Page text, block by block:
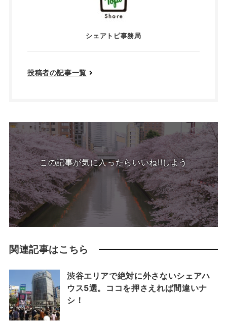
シェアトピ事務局
投稿者の記事一覧
この記事が気に入ったらいいね!!しよう
関連記事はこちら
渋谷エリアで絶対に外さないシェアハ
ウス5選。ココを押さえれば間違いナ
シ！